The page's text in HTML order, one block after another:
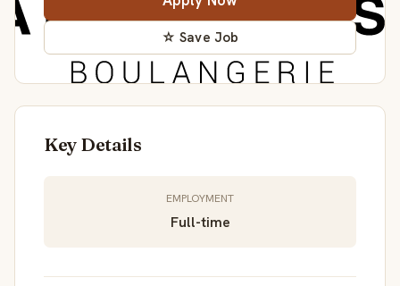
☆ Save Job
Key Details
EMPLOYMENT
Full-time